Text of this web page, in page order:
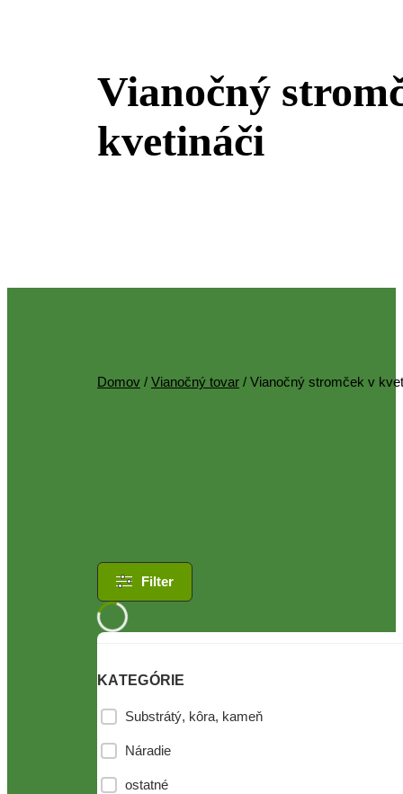
Vianočný
kvetináči
Domov / Vianočný tovar / Vianočný stromček v
Filter
KATEGÓRIE
Substrátý, kôra, kameň
Náradie
ostatné